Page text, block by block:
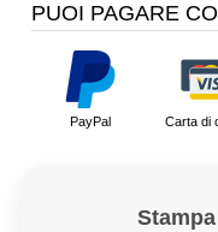
PUOI PAGARE
PayPal Carta di